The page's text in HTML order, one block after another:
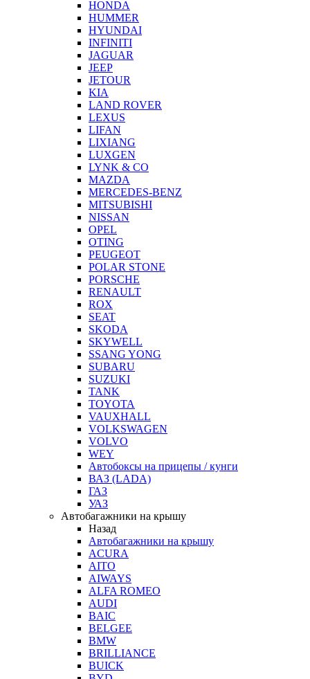
HONDA
HUMMER
HYUNDAI
INFINITI
JAGUAR
JEEP
JETOUR
KIA
LAND ROVER
LEXUS
LIFAN
LIXIANG
LUXGEN
LYNK & CO
MAZDA
MERCEDES-BENZ
MITSUBISHI
NISSAN
OPEL
OTING
PEUGEOT
POLAR STONE
PORSCHE
RENAULT
ROX
SEAT
SKODA
SKYWELL
SSANG YONG
SUBARU
SUZUKI
TANK
TOYOTA
VAUXHALL
VOLKSWAGEN
VOLVO
WEY
Автобоксы на прицепы / кунги
ВАЗ (LADA)
ГАЗ
УАЗ
Автобагажники на крышу
Назад
Автобагажники на крышу
ACURA
AITO
AIWAYS
ALFA ROMEO
AUDI
BAIC
BELGEE
BMW
BRILLIANCE
BUICK